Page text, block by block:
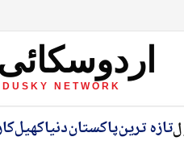
NETWORK
تازہ ترینپاکستاندنیاکھیل